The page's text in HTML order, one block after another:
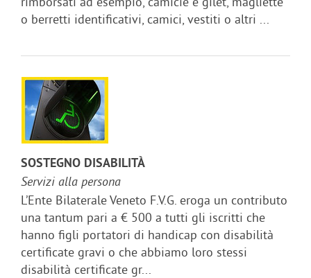
o berretti identificativi, camici, vestiti o altri ...
SOSTEGNO DISABILITÀ
Servizi alla persona
L’Ente Bilaterale Veneto F.V.G. eroga un contributo
una tantum pari a € 500 a tutti gli iscritti che
hanno figli portatori di handicap con disabilità
certificate gravi o che abbiamo loro stessi
disabilità certificate gr...